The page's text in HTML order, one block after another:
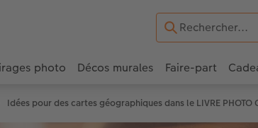
photo Décos murales Faire-part
Idées pour des cartes géographiques dans le LIVRE PHOTO